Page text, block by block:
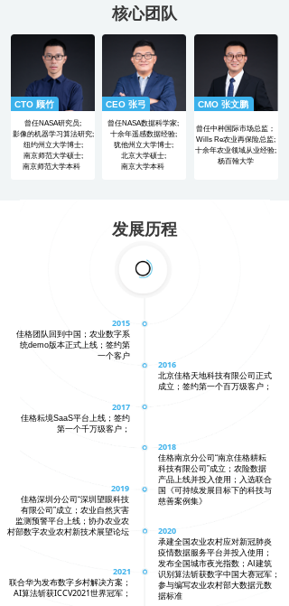
核心团队
CTO 顾竹
曾任NASA研究员;
影像的机器学习算法研究;
纽约州立大学博士;
南京师范大学硕士;
南京师范大学本科
CEO 张弓
曾任NASA数据科学家;
十余年遥感数据经验;
犹他州立大学博士;
北京大学硕士;
南京大学本科
CMO 张文鹏
曾任中种国际市场总监；
Wills Re农业再保险总监;
十余年农业领域从业经验;
杨百翰大学
发展历程
2015
佳格团队回到中国；农业数字系
统demo版本正式上线；签约第
一个客户
2017
佳格耘境SaaS平台上线；签约
第一个千万级客户；
2019
佳格深圳分公司“深圳望眼科技
有限公司”成立；农业自然灾害
监测预警平台上线；协办农业农
村部数字农业农村新技术展望论坛
2021
联合华为发布数字乡村解决方案；
AI算法斩获ICCV2021世界冠军；
2016
北京佳格天地科技有限公司正式
成立；签约第一个百万级客户；
2018
佳格南京分公司“南京佳格耕耘
科技有限公司”成立；农险数据
产品上线并投入使用；入选联合
国《可持续发展目标下的科技与
慈善案例集》
2020
承建全国农业农村应对新冠肺炎
疫情数据服务平台并投入使用；
发布全国城市夜光指数；AI建筑
识别算法斩获数字中国大赛冠军；
参与编写农业农村部大数据元数
据标准